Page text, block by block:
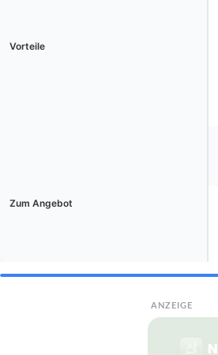
Vorteile
Zum Angebot
ANZEIGE